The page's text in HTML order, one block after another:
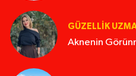
GÜZELLIK
Aknenin